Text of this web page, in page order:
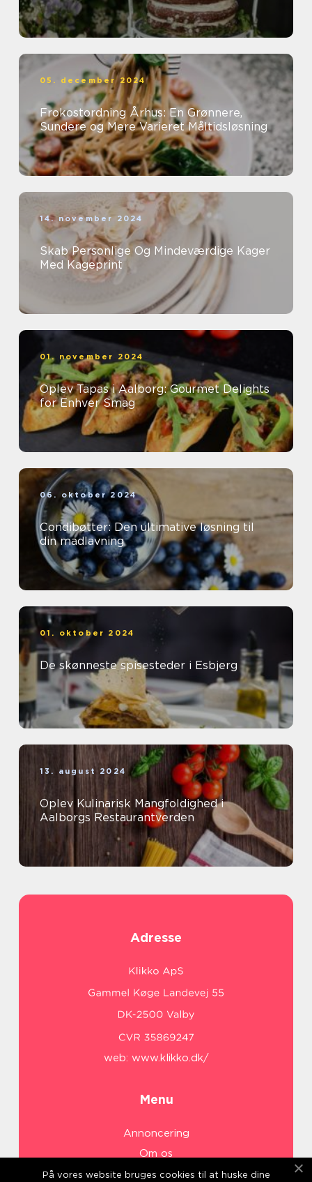
05. december 2024
Frokostordning Århus: En Grønnere,
Sundere og Mere Varieret Måltidsløsning
14. november 2024
Skab Personlige Og Mindeværdige Kager
Med Kageprint
01. november 2024
Oplev Tapas i Aalborg: Gourmet Delights
for Enhver Smag
06. oktober 2024
Condibøtter: Den ultimative løsning til
din madlavning
01. oktober 2024
De skønneste spisesteder i Esbjerg
13. august 2024
Oplev Kulinarisk Mangfoldighed i
Aalborgs Restaurantverden
Adresse
web: www.klikko.dk/
Menu
Annoncering
Om os
Cookies
På vores website bruges cookies til at huske dine